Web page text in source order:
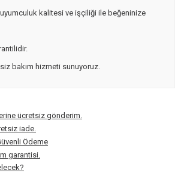
kalitesi ve işçiliği ile beğeninize
bakım hizmeti sunuyoruz.
ücretsiz gönderim.
iade.
Ödeme
garantisi.